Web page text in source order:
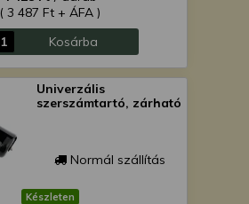
( 3 487 Ft + ÁFA )
Kosárba
Univerzális
szerszámtartó, zárható
Normál szállítás
Készleten